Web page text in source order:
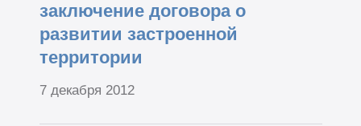
заключение договора о
развитии застроенной
территории
7 декабря 2012